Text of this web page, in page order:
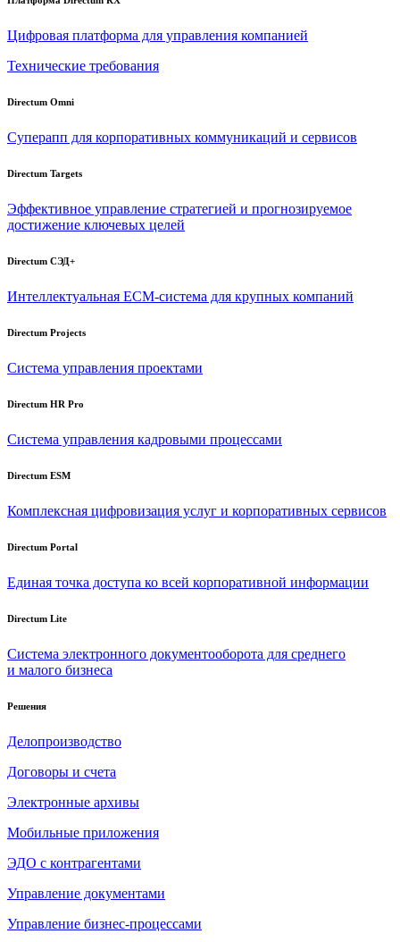
Цифровая платформа для управления компанией
Технические требования
Directum Omni
Суперапп для корпоративных коммуникаций и сервисов
Directum Targets
Эффективное управление стратегией и прогнозируемое
достижение ключевых целей
Directum СЭД+
Интеллектуальная ECM-система для крупных компаний
Directum Projects
Система управления проектами
Directum HR Pro
Система управления кадровыми процессами
Directum ESM
Комплексная цифровизация услуг и корпоративных сервисов
Directum Portal
Единая точка доступа ко всей корпоративной информации
Directum Lite
Система электронного документооборота для среднего
и малого бизнеса
Решения
Делопроизводство
Договоры и счета
Электронные архивы
Мобильные приложения
ЭДО с контрагентами
Управление документами
Управление бизнес-процессами